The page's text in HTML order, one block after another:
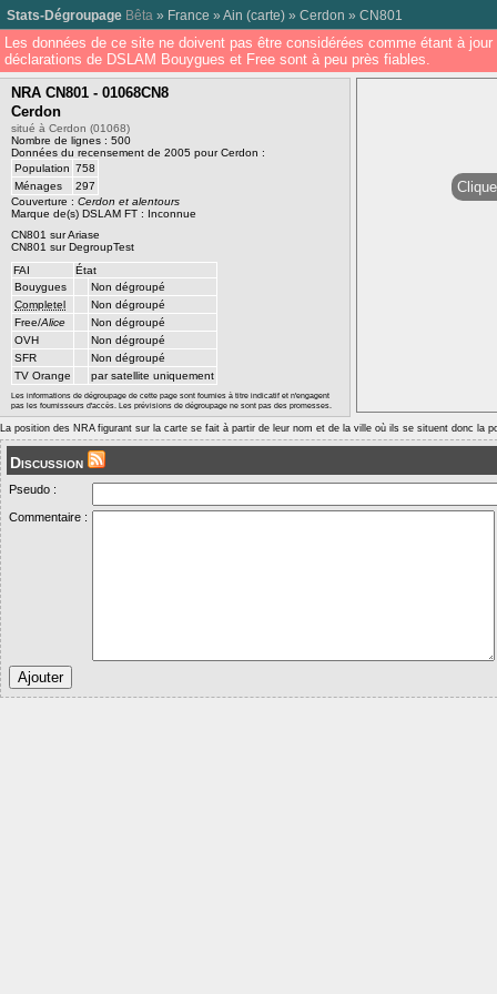
Stats-Dégroupage Bêta » France » Ain (carte) » Cerdon » CN801
Les données de ce site ne doivent pas être considérées comme étant à
déclarations de DSLAM Bouygues et Free sont à peu près fiables.
NRA CN801 - 01068CN8
Cerdon
situé à Cerdon (01068)
Nombre de lignes : 500
Données du recensement de 2005 pour Cerdon :
Population 758
Ménages
297
Couverture : Cerdon et alentours
Marque de(s) DSLAM FT : Inconnue
CN801 sur Ariase
CN801 sur DegroupTest
FAI
État
Bouygues
Non dégroupé
Completel
Non dégroupé
Free/Alice
Non dégroupé
OVH
Non dégroupé
SFR
Non dégroupé
TV Orange
par satellite uniquement
Les informations de dégroupage de cette page sont fournies à titre indicatif et n'engagent
pas les fournisseurs d'accès. Les prévisions de dégroupage ne sont pas des promesses.
La position des NRA figurant sur la carte se fait à partir de leur nom et de la ville où ils se situent donc la
Discussion
Pseudo :
Commentaire :